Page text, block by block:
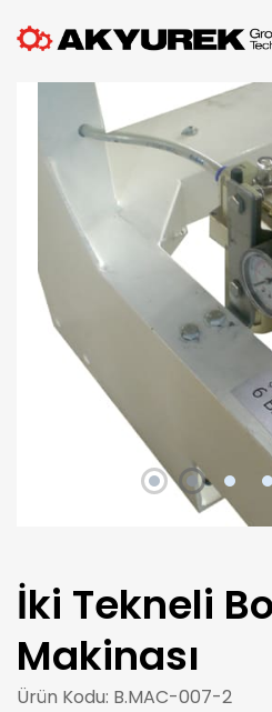
İki Tekneli
Makinası
Ürün Kodu: B.MAC-007-2